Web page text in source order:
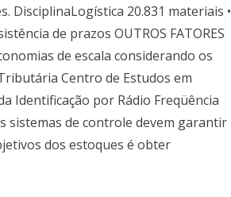
DisciplinaLogística 20.831 materiais •
de prazos OUTROS FATORES
de escala considerando os
Centro de Estudos em
Identificação por Rádio Freqüência
sistemas de controle devem garantir
dos estoques é obter